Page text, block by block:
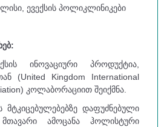
ევექსის პოლიკლინიკები
ინოვაციური პროდუქტია,
(United Kingdom International
კოლაბორაციით შეიქმნა.
მტკიცებულებებზე დაფუძნებული
ამოცანა ჰოლისტური